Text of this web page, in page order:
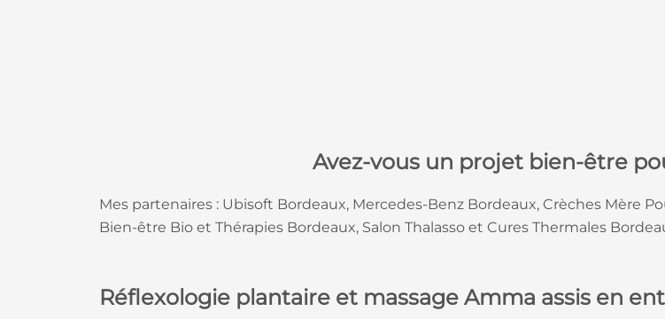
Avez-vous un projet bien-être
Mes partenaires : Ubisoft Bordeaux, Mercedes-Benz Bordeaux, Crèches Mère
Bien-être Bio et Thérapies Bordeaux, Salon Thalasso et Cures Thermales
Réflexologie plantaire et massage Amma assis en